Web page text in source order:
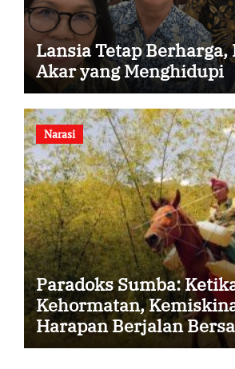
Lansia Tetap Berharga,
Akar yang Menghidupi
Narasi
Paradoks Sumba: Ketika
Kehormatan, Kemiskinan,
Harapan Berjalan